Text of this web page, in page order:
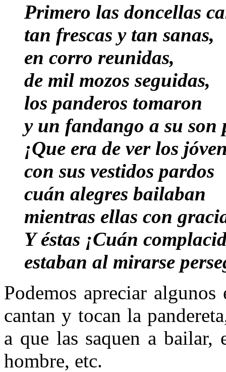
Primero las doncellas
tan frescas y tan sanas,
en corro reunidas,
de mil mozos seguidas,
los panderos tomaron
y un fandango a su
¡Que era de ver los
con sus vestidos pardos
cuán alegres bailaban
mientras ellas con
Y éstas ¡Cuán
estaban al mirarse
Podemos apreciar
cantan y tocan la
a que las saquen a
hombre, etc.